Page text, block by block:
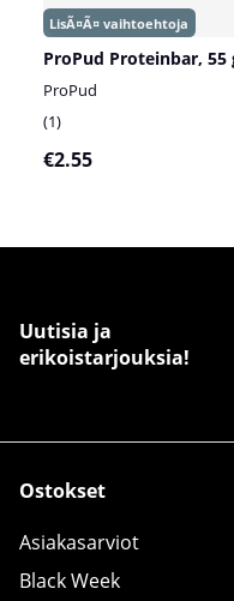
ProPud Proteinbar, 55
ProPud
1
€2.55
Uutisia ja
erikoistarjouksia!
Ostokset
Asiakasarviot
Black Week